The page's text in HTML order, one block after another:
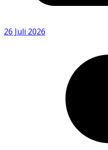
26 Juli 2026